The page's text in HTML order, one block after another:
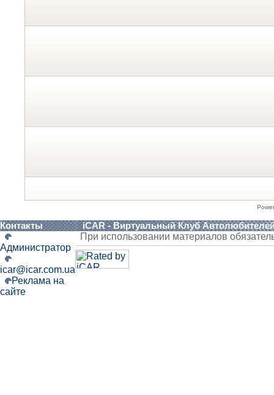
Контакты iCAR - Виртуальный Клуб
Администратор
icar@icar.com.ua
Реклама на
сайте
При использовании материалов